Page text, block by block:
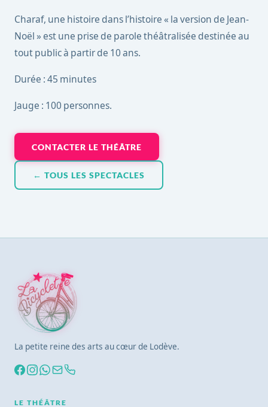
Charaf, une histoire dans l’histoire « la version de Jean-
Noël » est une prise de parole théâtralisée destinée au
tout public à partir de 10 ans.
Durée : 45 minutes
Jauge : 100 personnes.
CONTACTER LE THÉÂTRE
← TOUS LES SPECTACLES
La petite reine des arts au cœur de Lodève.
LE THÉÂTRE